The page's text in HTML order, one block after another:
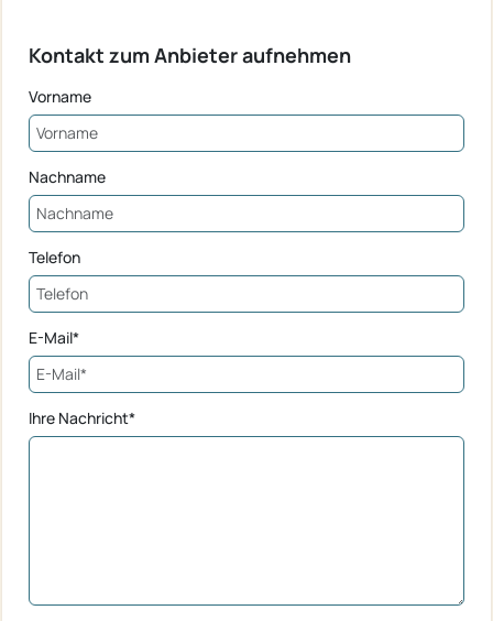
Kontakt zum Anbieter aufnehmen
Vorname
Nachname
Telefon
E-Mail*
Ihre Nachricht*